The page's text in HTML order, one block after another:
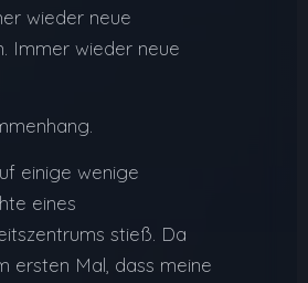
wieder neue
Immer wieder neue
einige wenige
eines
stieß. Da
ersten Mal, dass meine